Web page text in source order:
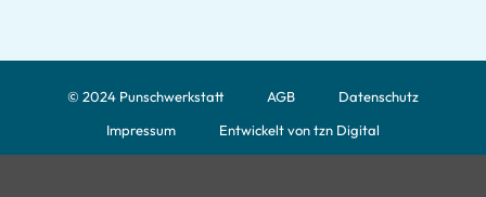
© 2024 Punschwerkstatt AGB
Datenschutz
Impressum
Entwickelt von tzn Digital